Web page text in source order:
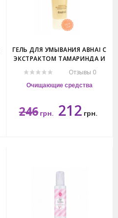
ГЕЛЬ ДЛЯ УМЫВАНИЯ ABHAI С
ЭКСТРАКТОМ ТАМАРИНДА И
Отзывы 0
Очищающие средства
246 грн. 212 грн.